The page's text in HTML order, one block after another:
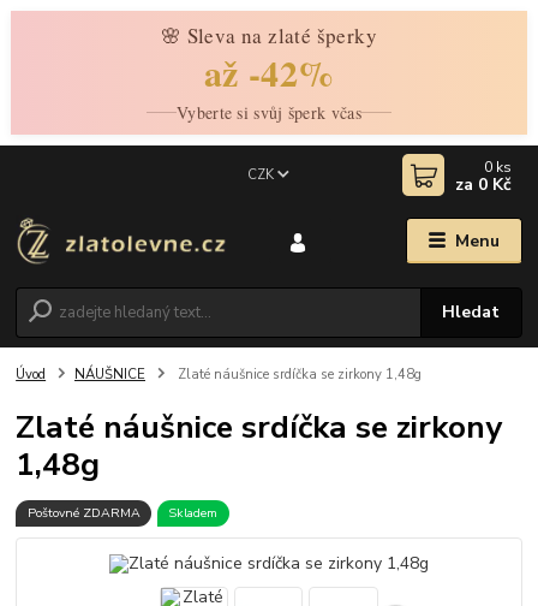
🌸 Sleva na zlaté šperky
až -42%
Vyberte si svůj šperk včas
Menu
CZK
Hledat
0 ks
za 0 Kč
Úvod NÁUŠNICE Zlaté náušnice srdíčka se zirkony 1,48g
Zlaté náušnice srdíčka se zirkony
1,48g
Poštovné ZDARMA Skladem